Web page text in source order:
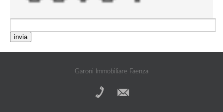
invia
Garoni Immobiliare Faenza